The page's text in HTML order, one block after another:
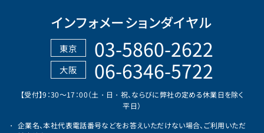
インフォメーションダイヤル
東京 03-5860-2622
大阪 06-6346-5722
【受付】9：30～17：00（土・日・祝、ならびに弊社の定める休業日を除く
平日）
企業名、本社代表電話番号などをお答えいただけない場合、ご利用いただ